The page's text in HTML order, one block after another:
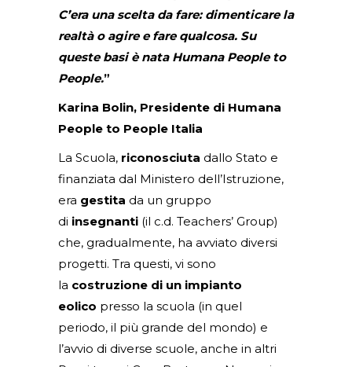
C’era una scelta da fare: dimenticare la
realtà o agire e fare qualcosa. Su
queste basi è nata Humana People to
People.”
Karina Bolin, Presidente di Humana
People to People Italia
La Scuola, riconosciuta dallo Stato e
finanziata dal Ministero dell’Istruzione,
era gestita da un gruppo
di insegnanti (il c.d. Teachers’ Group)
che, gradualmente, ha avviato diversi
progetti. Tra questi, vi sono
la costruzione di un impianto
eolico presso la scuola (in quel
periodo, il più grande del mondo) e
l’avvio di diverse scuole, anche in altri